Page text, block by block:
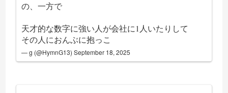
の、一方で
天才的な数字に強い人が会社に1人いたりして
その人におんぶに抱っこ
— g (@HymnG13)September 18, 2025